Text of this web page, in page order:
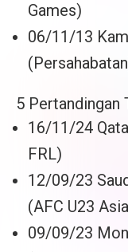
Games)
06/11/13
5 Pertandingan
16/11/24
FRL)
12/09/23
(AFC U23
09/09/23